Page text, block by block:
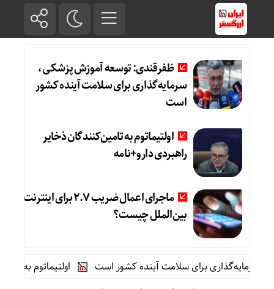
ظفرقندی: توسعه آموزش پزشکی،
سرمایه‌گذاری برای سلامت آینده کشور
است
اولتیماتوم به تامین‌کنندگان ذخایر
راهبردی دارو+نامه
ماجرای اعمال ضریب ۲.۷ برای اینترنت
بین‌الملل چیست؟
برای سلامت آینده کشور است
اولتیماتوم به